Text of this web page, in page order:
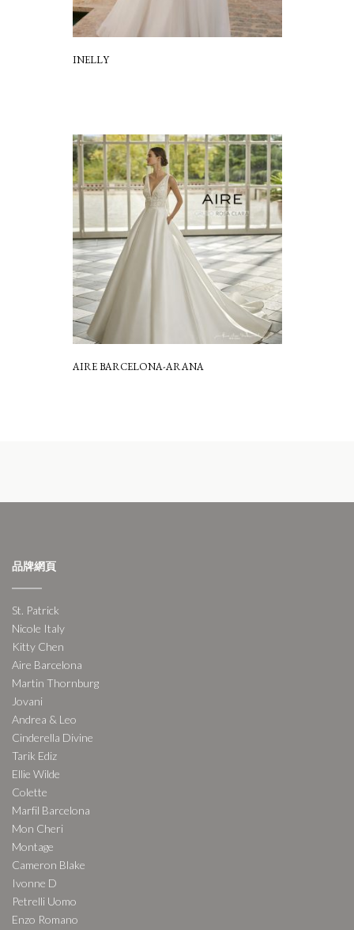
INELLY
AIRE BARCELONA-ARANA
品牌網頁
St. Patrick
Nicole Italy
Kitty Chen
Aire Barcelona
Martin Thornburg
Jovani
Andrea & Leo
Cinderella Divine
Tarik Ediz
Ellie Wilde
Colette
Marfil Barcelona
Mon Cheri
Montage
Cameron Blake
Ivonne D
Petrelli Uomo
Enzo Romano